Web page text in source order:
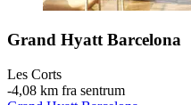
Grand Hyatt Barcelona
Les Corts
‐4,08 km fra sentrum